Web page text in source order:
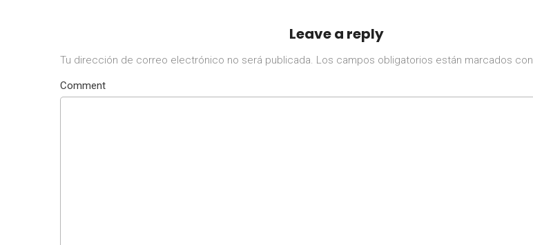
Leave a reply
Tu dirección de correo electrónico no será publicada. Los campos obligatorios están marcados con
Comment